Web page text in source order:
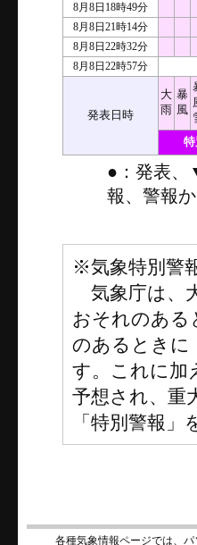
8月8日18時49分
8月8日21時14分
8月8日22時32分
8月8日22時57分
発表日時
大
雨
暴
風
特
●：発表、
報、警報
※気象特別警
気象庁は、
おそれのある
のあるときに
す。これに加
予想され、重
「特別警報
各種気象情報ページでは、パ